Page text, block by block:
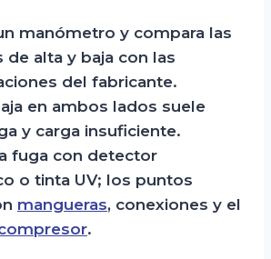
manómetro y compara las
de alta y baja con las
del fabricante.
en ambos lados suele
y carga insuficiente.
fuga con detector
o tinta UV; los puntos
mangueras, conexiones y el
.